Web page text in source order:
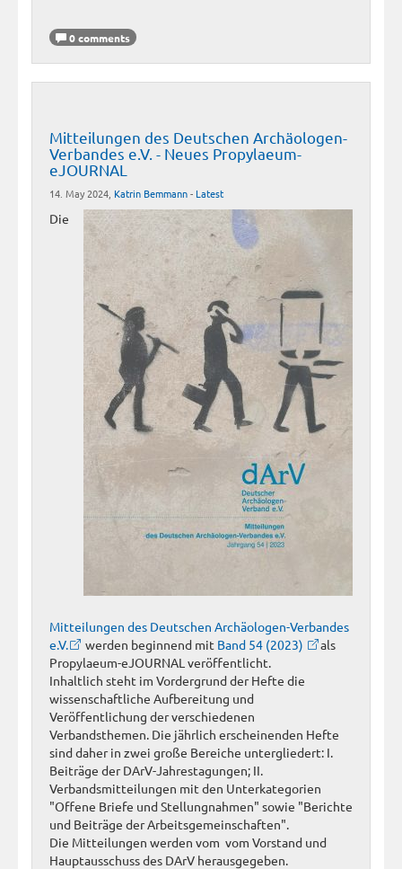
0 comments
Mitteilungen des Deutschen Archäologen-
Verbandes e.V. - Neues Propylaeum-
eJOURNAL
14. May 2024, Katrin Bemmann- Latest
Die
Mitteilungen des Deutschen Archäologen-Verbandes
e.V.
werden beginnend mit Band 54 (2023)
als
Propylaeum-eJOURNAL veröffentlicht.
Inhaltlich steht im Vordergrund der Hefte die
wissenschaftliche Aufbereitung und
Veröffentlichung der verschiedenen
Verbandsthemen. Die jährlich erscheinenden Hefte
sind daher in zwei große Bereiche untergliedert: I.
Beiträge der DArV-Jahrestagungen; II.
Verbandsmitteilungen mit den Unterkategorien
"Offene Briefe und Stellungnahmen" sowie "Berichte
und Beiträge der Arbeitsgemeinschaften".
Die Mitteilungen werden vom vom Vorstand und
Hauptausschuss des DArV herausgegeben.